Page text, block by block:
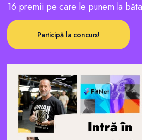
16 premii pe care le punem la
Participă la concurs!